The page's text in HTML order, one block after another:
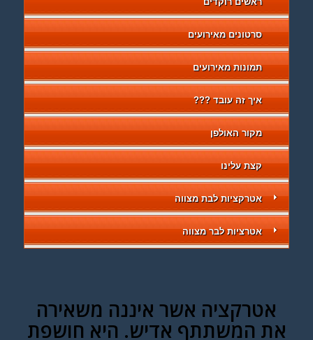
סרטונים מאירועים
תמונות מאירועים
איך זה עובד ???
מקור האולפן
קצת עלינו
אטרקציות לבת מצווה
אטרציות לבר מצווה
אטרקציה אשר איננה משאירה
את המשתתף אדיש. היא חושפת